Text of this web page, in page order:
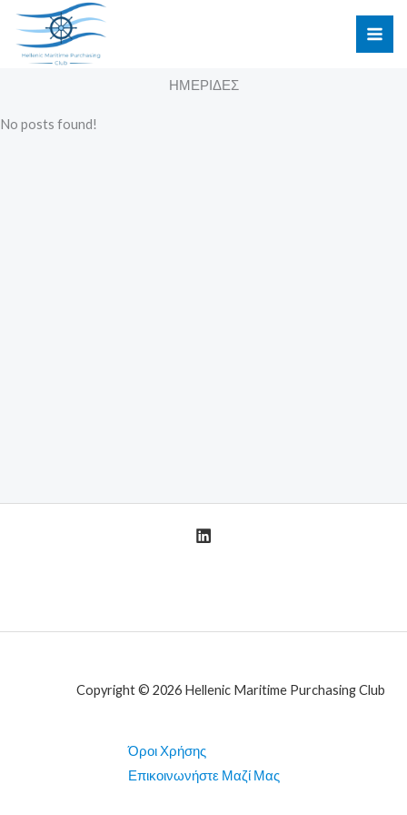
Μετάβαση
περιεχόμενο
ΗΜΕΡΙΔΕΣ
No posts found!
Copyright © 2026 Hellenic Maritime Purchasing Club
Όροι Χρήσης
Επικοινωνήστε Μαζί Μας